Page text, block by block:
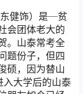
东健饰）是─贫
会团体老大的
。山泰常考全
题份子，但四
硕，因为替山
大学后的山泰